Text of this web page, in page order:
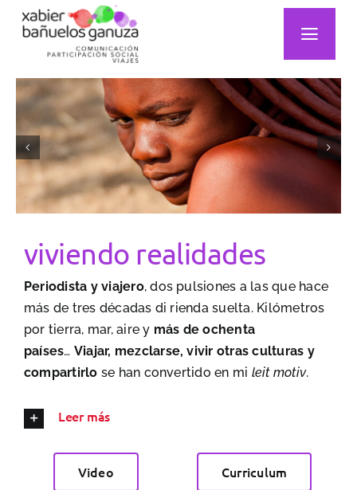
Saltar
contenido
Inicio
Sobre mí
Mi Trabajo
Mi Mirada
Publicaciones
Actualidad
Podcast
viviendo realidades
Periodista y viajero, dos pulsiones a las que hace
más de tres décadas di rienda suelta. Kilómetros
por tierra, mar, aire y más de ochenta
países… Viajar, mezclarse, vivir otras culturas y
compartirlo se han convertido en mi leit motiv.
Leer más
Video Curriculum